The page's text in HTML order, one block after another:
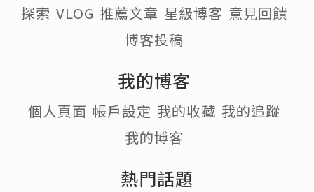
探索 VLOG 推薦文章 星級博客 意見回饋
博客投稿
我的博客
個人頁面 帳戶設定 我的收藏 我的追蹤
我的博客
熱門話題